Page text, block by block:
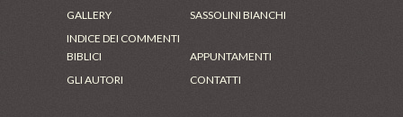
GALLERY
SASSOLINI BIANCHI
INDICE DEI COMMENTI
BIBLICI
APPUNTAMENTI
GLI AUTORI
CONTATTI